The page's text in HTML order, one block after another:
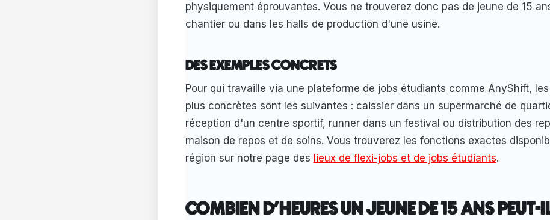
physiquement éprouvantes. Vous ne trouverez donc pas de jeune de 15
chantier ou dans les halls de production d'une usine.
DES EXEMPLES CONCRETS
Pour qui travaille via une plateforme de jobs étudiants comme AnyShift,
plus concrètes sont les suivantes : caissier dans un supermarché de
réception d'un centre sportif, runner dans un festival ou distribution des
maison de repos et de soins. Vous trouverez les fonctions exactes
région sur notre page des lieux de flexi-jobs et de jobs étudiants.
COMBIEN D'HEURES UN JEUNE DE 15 ANS PEUT-